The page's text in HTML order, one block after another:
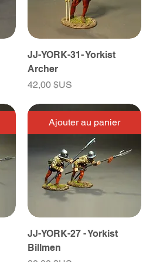
JJ-YORK-31- Yorkist
Archer
Prix
42,00 $US
Ajouter au panier
JJ-YORK-27 - Yorkist
Billmen